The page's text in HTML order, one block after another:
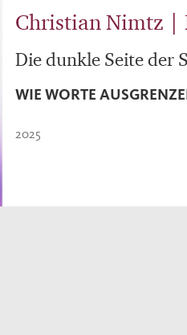
Christian Nimtz |
Die dunkle Seite der
WIE WORTE
2025